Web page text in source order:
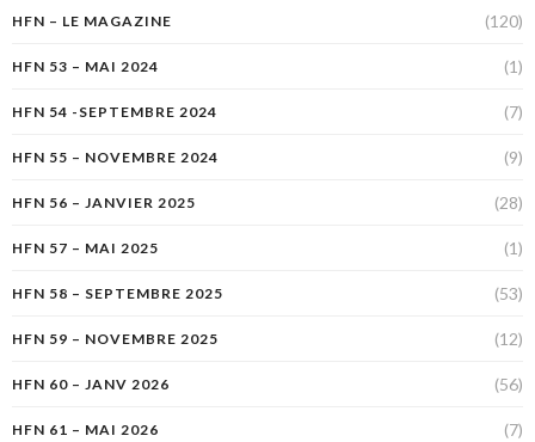
HFN – LE MAGAZINE (120)
HFN 53 – MAI 2024 (1)
HFN 54 -SEPTEMBRE 2024 (7)
HFN 55 – NOVEMBRE 2024 (9)
HFN 56 – JANVIER 2025 (28)
HFN 57 – MAI 2025 (1)
HFN 58 – SEPTEMBRE 2025 (53)
HFN 59 – NOVEMBRE 2025 (12)
HFN 60 – JANV 2026 (56)
HFN 61 – MAI 2026 (7)